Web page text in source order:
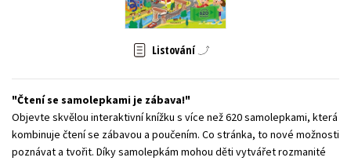
Zahraniční literatura
Všechny tituly
Listování
Čtení se samolepkami je zábava!
Objevte skvělou interaktivní knížku s více než 620 samolepkami, která
kombinuje čtení se zábavou a poučením. Co stránka, to nové možnosti
poznávat a tvořit. Díky samolepkám mohou děti vytvářet rozmanité